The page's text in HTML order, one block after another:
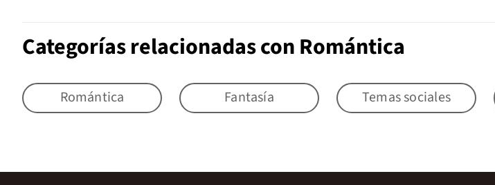
Categorías relacionadas con Romántica
Romántica Fantasía Temas sociales